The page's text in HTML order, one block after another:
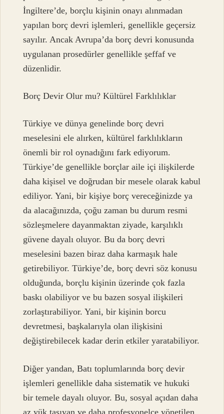
İngiltere’de, borçlu kişinin onayı alınmadan
yapılan borç devri işlemleri, genellikle geçersiz
sayılır. Ancak Avrupa’da borç devri konusunda
uygulanan prosedürler genellikle şeffaf ve
düzenlidir.
Borç Devir Olur mu? Kültürel Farklılıklar
Türkiye ve dünya genelinde borç devri
meselesini ele alırken, kültürel farklılıkların
önemli bir rol oynadığını fark ediyorum.
Türkiye’de genellikle borçlar aile içi ilişkilerde
daha kişisel ve doğrudan bir mesele olarak kabul
ediliyor. Yani, bir kişiye borç vereceğinizde ya
da alacağınızda, çoğu zaman bu durum resmi
sözleşmelere dayanmaktan ziyade, karşılıklı
güvene dayalı oluyor. Bu da borç devri
meselesini bazen biraz daha karmaşık hale
getirebiliyor. Türkiye’de, borç devri söz konusu
olduğunda, borçlu kişinin üzerinde çok fazla
baskı olabiliyor ve bu bazen sosyal ilişkileri
zorlaştırabiliyor. Yani, bir kişinin borcu
devretmesi, başkalarıyla olan ilişkisini
değiştirebilecek kadar derin etkiler yaratabiliyor.
Diğer yandan, Batı toplumlarında borç devir
işlemleri genellikle daha sistematik ve hukuki
bir temele dayalı oluyor. Bu, sosyal açıdan daha
az yük taşıyan ve daha profesyonelce yönetilen